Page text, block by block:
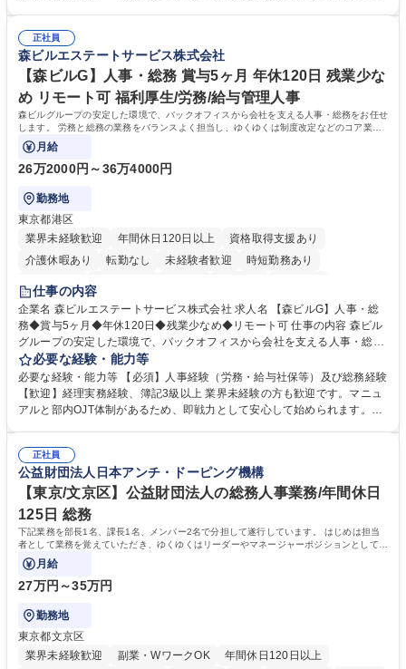
ルプロデュースしているため、商品に関わる全ての業務をサポート頂きま
す。 募集職種 東京都中央区【営業事務・貿易事務】食品商社/残業少なめ/
リモート等相談可
の強み】1991年の設立以来、外食産業を中心としたお客様の多様なニー
ズに沿った冷凍水産物等の生産・輸入・販売を一貫して手掛けています。
自社工場と海外拠点の強固な連携によるワンストップサービスが最大の強
みです。 学歴・資格 学歴：大学院 大学 語学力：英語 資格：
正社員
森ビルエステートサービス株式会社
【森ビルG】人事・総務 賞与5ヶ月 年休120日 残業少な
め リモート可 福利厚生/労務/給与管理人事
森ビルグループの安定した環境で、バックオフィスから会社を支える人事・総務をお任せ
します。 労務と総務の業務をバランスよく担当し、ゆくゆくは制度改定などのコア業務
にも挑戦できる、やりがいある環境です。
月給
26万2000円～36万4000円
勤務地
東京都港区
業界未経験歓迎
年間休日120日以上
資格取得支援あり
介護休暇あり
転勤なし 未経験者歓迎
時短勤務あり
経験者歓迎
完全週休2日制
交通費支給 長期歓迎 駅近5分以内 土日祝休み
仕事の内容
企業名 森ビルエステートサービス株式会社 求人名 【森ビルG】人事・総
務◆賞与5ヶ月◆年休120日◆残業少なめ◆リモート可 仕事の内容 森ビル
グループの安定した環境で、バックオフィスから会社を支える人事・総務
をお任せします。 労務と総務の業務をバランスよく担当し、ゆくゆくは制
度改定などのコア業務にも挑戦できる、やりがいある環境です。 ■勤怠管
理、給与計算、社会保険手続き、年末調整等の労務管理全般 ■入退社手続
き、社内規定の改定や人事制度改定などのコア業務 ■社内イベントの企画
でも質問・相談できる環境が整っているため、安心して成長できます。 募
集職種 【森ビルG】人事・総務◆賞与5ヶ月◆年休120日◆残業少なめ◆
リモート可
必要な経験・能力等
必要な経験・能力等 【必須】人事経験（労務・給与社保等）及び総務経験
【歓迎】経理実務経験、簿記3級以上 業界未経験の方も歓迎です。マニュ
アルと部内OJT体制があるため、即戦力として安心して始められます。
務に挑戦できるため、自身の成長と組織への貢献度をダイレクトに実感で
きます。 残業少なめ、週1日リモート可など、ワークライフバランスを保
ち長期活躍できる環境です。 「これまでの幅広い経験を活かし、長期的な
キャリアを築きたい」という前向きな意欲と挑戦を全力で応援します。 学
歴・資格 学歴：大学院 大学 高専 短大 専修学校 高校 語学力： 資格：日商
簿記検定1級 日商簿記検定2級 日商簿記検定3級
正社員
公益財団法人日本アンチ・ドーピング機構
【東京/文京区】公益財団法人の総務人事業務/年間休日
125日 総務
下記業務を部長1名、課長1名、メンバー2名で分担して遂行しています。 はじめは担当
者として業務を覚えていただき、ゆくゆくはリーダーやマネージャーポジションとして活
躍いただくことを期待しています。
月給
27万円～35万円
勤務地
東京都文京区
業界未経験歓迎
副業・WワークOK
年間休日120日以上